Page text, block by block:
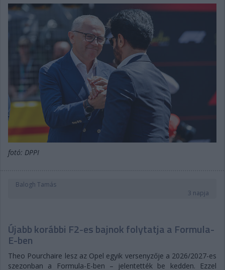
fotó: DPPI
Balogh Tamás
3 napja
Újabb korábbi F2-es bajnok folytatja a Formula-
E-ben
Theo Pourchaire lesz az Opel egyik versenyzője a 2026/2027-es
szezonban a Formula-E-ben – jelentették be kedden. Ezzel